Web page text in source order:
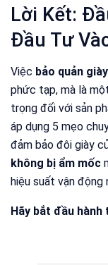
Lời Kết:
Đầu Tư
Việc bảo quản
phức tạp, mà là
trọng đối với sản
áp dụng 5 mẹo
đảm bảo đôi giày
không bị ẩm mốc
hiệu suất vận động
Hãy bắt đầu